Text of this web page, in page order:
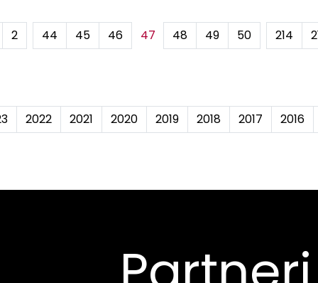
2 44 45 46 47 48 49 50 214
2022 2021 2020 2019 2018 2017 2016